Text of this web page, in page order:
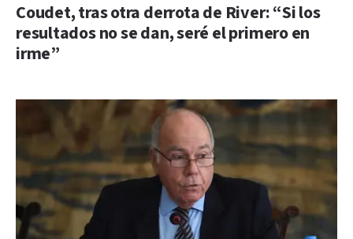
Coudet, tras otra derrota de River: “Si los
resultados no se dan, seré el primero en
irme”